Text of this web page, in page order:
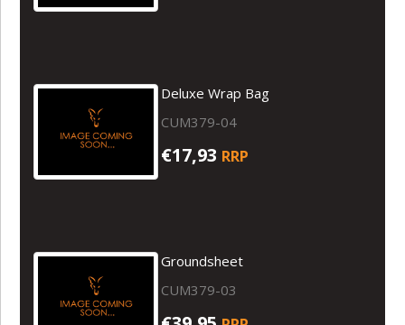
Deluxe Wrap Bag
CUM379-04
€17,93 RRP
Groundsheet
CUM379-03